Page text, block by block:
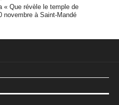
« Que révèle le temple de
novembre à Saint-Mandé